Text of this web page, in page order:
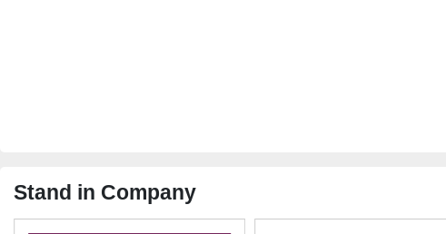
Stand in Company